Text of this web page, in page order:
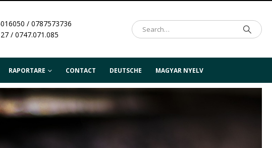
/ 0787573736
/ 0747.071.085
RAPORTARE CONTACT DEUTSCHE MAGYAR NYELV